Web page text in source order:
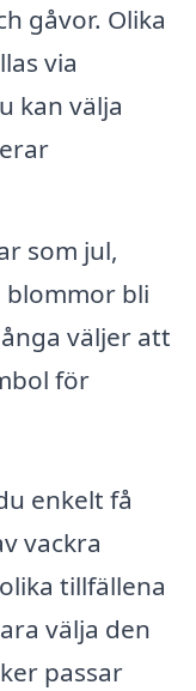
gåvor. Olika
via
kan välja
som jul,
blommor bli
väljer att
för
enkelt få
vackra
tillfällena
välja den
passar